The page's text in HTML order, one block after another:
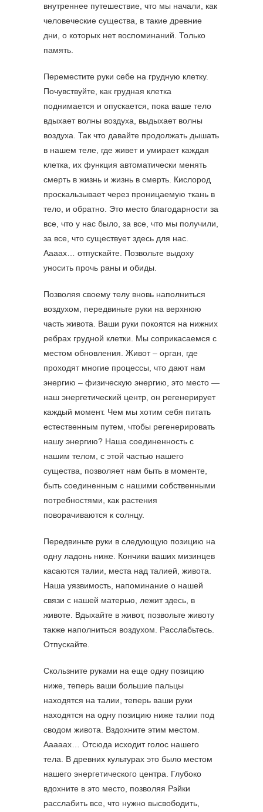
внутреннее путешествие, что мы начали, как
человеческие существа, в такие древние
дни, о которых нет воспоминаний. Только
память.
Переместите руки себе на грудную клетку.
Почувствуйте, как грудная клетка
поднимается и опускается, пока ваше тело
вдыхает волны воздуха, выдыхает волны
воздуха. Так что давайте продолжать дышать
в нашем теле, где живет и умирает каждая
клетка, их функция автоматически менять
смерть в жизнь и жизнь в смерть. Кислород
проскальзывает через проницаемую ткань в
тело, и обратно. Это место благодарности за
все, что у нас было, за все, что мы получили,
за все, что существует здесь для нас.
Аааах… отпускайте. Позвольте выдоху
уносить прочь раны и обиды.
Позволяя своему телу вновь наполниться
воздухом, передвиньте руки на верхнюю
часть живота. Ваши руки покоятся на нижних
ребрах грудной клетки. Мы соприкасаемся с
местом обновления. Живот – орган, где
проходят многие процессы, что дают нам
энергию – физическую энергию, это место —
наш энергетический центр, он регенерирует
каждый момент. Чем мы хотим себя питать
естественным путем, чтобы регенерировать
нашу энергию? Наша соединенность с
нашим телом, с этой частью нашего
существа, позволяет нам быть в моменте,
быть соединенным с нашими собственными
потребностями, как растения
поворачиваются к солнцу.
Передвиньте руки в следующую позицию на
одну ладонь ниже. Кончики ваших мизинцев
касаются талии, места над талией, живота.
Наша уязвимость, напоминание о нашей
связи с нашей матерью, лежит здесь, в
животе. Вдыхайте в живот, позвольте животу
также наполниться воздухом. Расслабьтесь.
Отпускайте.
Скользните руками на еще одну позицию
ниже, теперь ваши большие пальцы
находятся на талии, теперь ваши руки
находятся на одну позицию ниже талии под
сводом живота. Вздохните этим местом.
Ааааах… Отсюда исходит голос нашего
тела. В древних культурах это было местом
нашего энергетического центра. Глубоко
вдохните в это место, позволяя Рэйки
расслабить все, что нужно высвободить,